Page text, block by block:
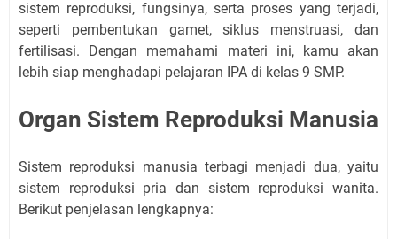
sistem reproduksi, fungsinya, serta proses yang terjadi,
seperti pembentukan gamet, siklus menstruasi, dan
fertilisasi. Dengan memahami materi ini, kamu akan
lebih siap menghadapi pelajaran IPA di kelas 9 SMP.
Organ Sistem Reproduksi Manusia
Sistem reproduksi manusia terbagi menjadi dua, yaitu
sistem reproduksi pria dan sistem reproduksi wanita.
Berikut penjelasan lengkapnya: